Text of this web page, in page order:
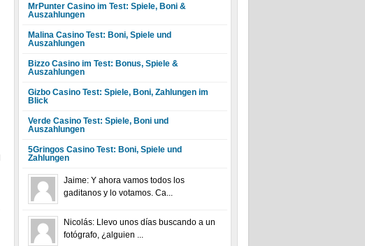
MrPunter Casino im Test: Spiele, Boni &
Auszahlungen
Malina Casino Test: Boni, Spiele und
Auszahlungen
Bizzo Casino im Test: Bonus, Spiele &
Auszahlungen
Gizbo Casino Test: Spiele, Boni, Zahlungen im
Blick
Verde Casino Test: Spiele, Boni und
Auszahlungen
5Gringos Casino Test: Boni, Spiele und
Zahlungen
Jaime: Y ahora vamos todos los
gaditanos y lo votamos. Ca...
Nicolás: Llevo unos días buscando a un
fotógrafo, ¿alguien ...